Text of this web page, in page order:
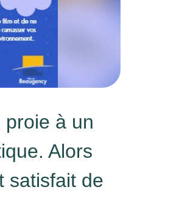
à un
Alors
satisfait de